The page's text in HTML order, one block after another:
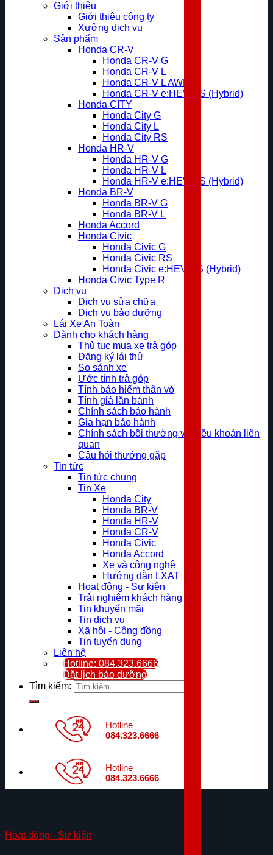
Giới thiệu
Giới thiệu công ty
Xưởng dịch vụ
Sản phẩm
Honda CR-V
Honda CR-V G
Honda CR-V L
Honda CR-V L AWD
Honda CR-V e:HEV RS (Hybrid)
Honda CITY
Honda City G
Honda City L
Honda City RS
Honda HR-V
Honda HR-V G
Honda HR-V L
Honda HR-V e:HEV RS (Hybrid)
Honda BR-V
Honda BR-V G
Honda BR-V L
Honda Accord
Honda Civic
Honda Civic G
Honda Civic RS
Honda Civic e:HEV RS (Hybrid)
Honda Civic Type R
Dịch vụ
Dịch vụ sửa chữa
Dịch vụ bảo dưỡng
Lái Xe An Toàn
Dành cho khách hàng
Thủ tục mua xe trả góp
Đăng ký lái thử
So sánh xe
Ước tính trả góp
Tính bảo hiểm thân vỏ
Tính giá lăn bánh
Chính sách bảo hành
Gia hạn bảo hành
Chính sách bồi thường và điều khoản liên
quan
Câu hỏi thưởng gặp
Tin tức
Tin tức chung
Tin Xe
Honda City
Honda BR-V
Honda HR-V
Honda CR-V
Honda Civic
Honda Accord
Xe và công nghệ
Hướng dẫn LXAT
Hoạt động - Sự kiện
Trải nghiệm khách hàng
Tin khuyến mãi
Tin dịch vụ
Xã hội - Cộng đồng
Tin tuyển dụng
Liên hệ
Hotline: 084.323.6666
Đặt lịch bảo dưỡng
Tìm kiếm:
Hotline
084.323.6666
Hotline
084.323.6666
Hoạt động - Sự kiện